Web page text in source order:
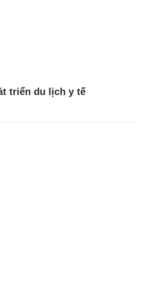
triển du lịch y tế